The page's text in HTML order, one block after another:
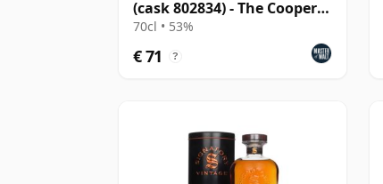
(cask 802834) - The Cooper's
Choice
70cl • 53%
€ 71 ?